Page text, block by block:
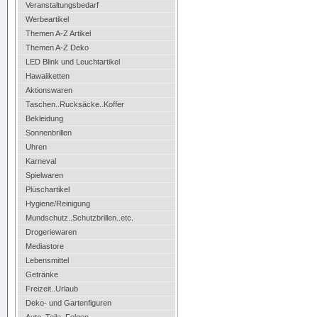
Veranstaltungsbedarf
Werbeartikel
Themen A-Z Artikel
Themen A-Z Deko
LED Blink und Leuchtartikel
Hawaiiketten
Aktionswaren
Taschen..Rucksäcke..Koffer
Bekleidung
Sonnenbrillen
Uhren
Karneval
Spielwaren
Plüschartikel
Hygiene/Reinigung
Mundschutz..Schutzbrillen..etc.
Drogeriewaren
Mediastore
Lebensmittel
Getränke
Freizeit..Urlaub
Deko- und Gartenfiguren